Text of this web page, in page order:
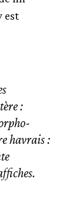
est
:
havrais :